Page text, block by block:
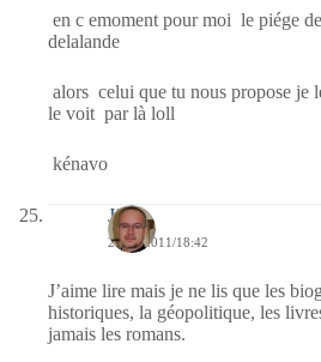
en c emoment pour moi le piége
delalande
alors celui que tu nous propose je
le voit par là loll
kénavo
Jj
28/08/2011/18:42
J’aime lire mais je ne lis que les
historiques, la géopolitique, les
jamais les romans.